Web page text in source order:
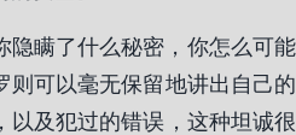
隐瞒了什么秘密，你怎么可能
则可以毫无保留地讲出自己的
以及犯过的错误，这种坦诚很